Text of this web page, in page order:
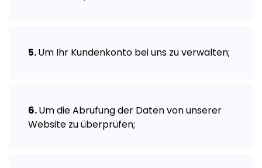
Um Ihr Kundenkonto bei uns zu verwalten;
Um die Abrufung der Daten von unserer
Website zu überprüfen;